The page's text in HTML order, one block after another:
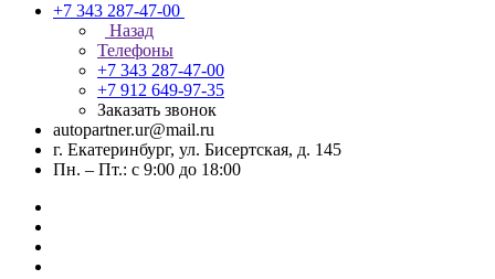
+7 343 287-47-00
Назад
Телефоны
+7 343 287-47-00
+7 912 649-97-35
Заказать звонок
autopartner.ur@mail.ru
г. Екатеринбург, ул. Бисертская, д. 145
Пн. – Пт.: с 9:00 до 18:00